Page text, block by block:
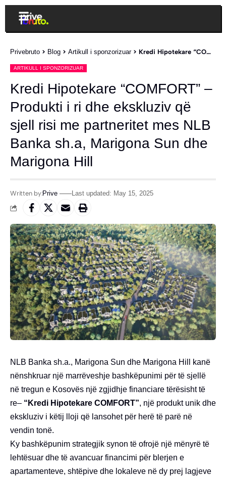
Privebruto > Blog > Artikull i sponzorizuar> Kredi Hipotekare “COMFORT” – Produkti i ri dhe ekskluziv që sjell risi me partneritet mes NLB Banka sh.a, Marigona Sun dhe Marigona Hill
ARTIKULL I SPONZORIZUAR
Kredi Hipotekare “COMFORT” –
Produkti i ri dhe ekskluziv që
sjell risi me partneritet mes NLB
Banka sh.a, Marigona Sun dhe
Marigona Hill
Written by:Prive Last updated: May 15, 2025
NLB Banka sh.a., Marigona Sun dhe Marigona Hill kanë
nënshkruar një marrëveshje bashkëpunimi për të sjellë
në tregun e Kosovës një zgjidhje financiare tërësisht të
re– “Kredi Hipotekare COMFORT”, një produkt unik dhe
ekskluziv i këtij lloji që lansohet për herë të parë në
vendin tonë.
Ky bashkëpunim strategjik synon të ofrojë një mënyrë të
lehtësuar dhe të avancuar financimi për blerjen e
apartamenteve, shtëpive dhe lokaleve në dy prej lagjeve